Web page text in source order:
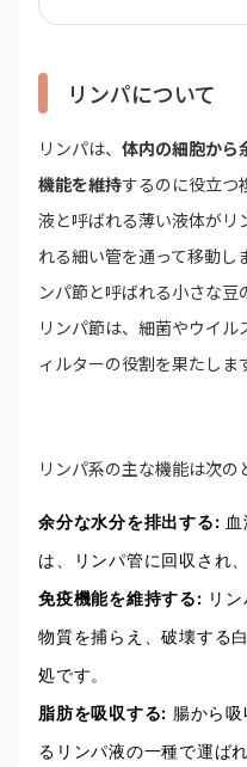
リンパについて
リンパは、 体内の細胞から
機能を維持するのに役立つ
液と呼ばれる薄い液体が
れる細い管を通って移動し
ンパ節と呼ばれる小さな豆
リンパ節は、細菌やウイ
ィルターの役割を果たしま
リンパ系の主な機能は次の
余分な水分を排出する:
は、リンパ管に回収され
免疫機能を維持する: リ
物質を捕らえ、破壊する
処です。
脂肪を吸収する: 腸から
るリンパ液の一種で運ばれ